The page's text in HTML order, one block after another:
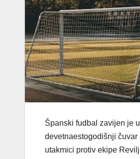
Španski fudbal zavijen je
devetnaestogodišnji
utakmici protiv ekipe